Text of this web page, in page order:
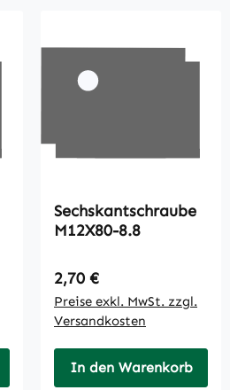
Sechskantschraube
M12X80-8.8
Regulärer Preis:
2,70 €
Preise exkl. MwSt. zzgl.
Versandkosten
In den Warenkorb